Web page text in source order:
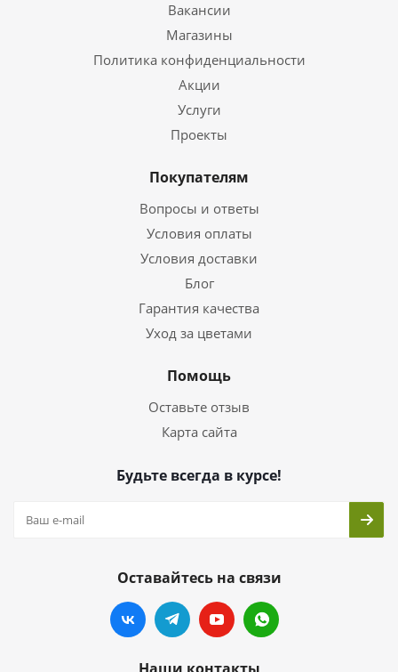
Вакансии
Магазины
Политика конфиденциальности
Акции
Услуги
Проекты
Покупателям
Вопросы и ответы
Условия оплаты
Условия доставки
Блог
Гарантия качества
Уход за цветами
Помощь
Оставьте отзыв
Карта сайта
Будьте всегда в курсе!
Оставайтесь на связи